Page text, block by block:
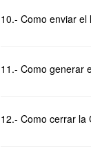
10.- Como enviar el
11.- Como generar
12.- Como cerrar la